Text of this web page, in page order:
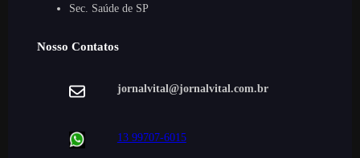
Sec. Saúde de SP
Nosso Contatos
jornalvital@jornalvital.com.br
13 99707-6015